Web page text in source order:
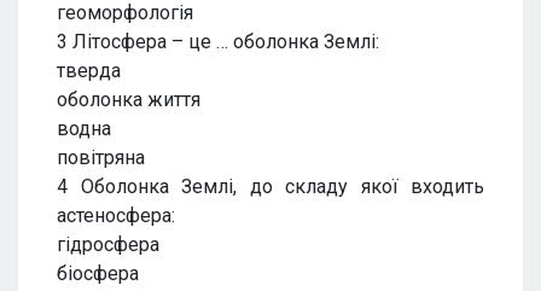
геоморфологія
3 Літосфера – це … оболонка Землі:
тверда
оболонка життя
водна
повітряна
4 Оболонка Землі, до складу якої входить
астеносфера:
гідросфера
біосфера